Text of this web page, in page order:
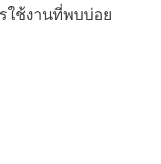
ใช้งานที่พบบ่อย